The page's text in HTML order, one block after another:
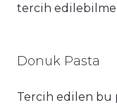
tercih
Donuk Pasta
Tercih edilen bu